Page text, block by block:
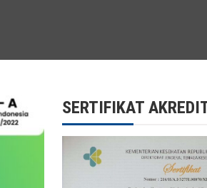
SERTIFIKAT